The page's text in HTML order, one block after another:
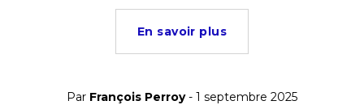
En savoir plus
Par François Perroy- 1 septembre 2025